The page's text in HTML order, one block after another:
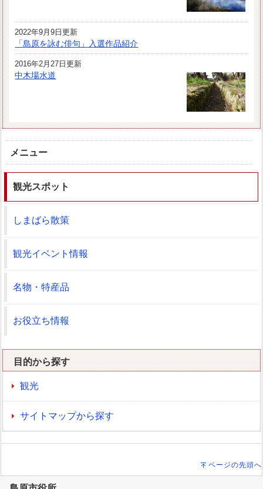
2022年9月9日更新
「島原を詠む俳句」入選作品紹介
2016年2月27日更新
中木場水道
メニュー
観光スポット
しまばら散策
観光イベント情報
名物・特産品
お役立ち情報
目的から探す
観光
サイトマップから探す
ページの先頭へ